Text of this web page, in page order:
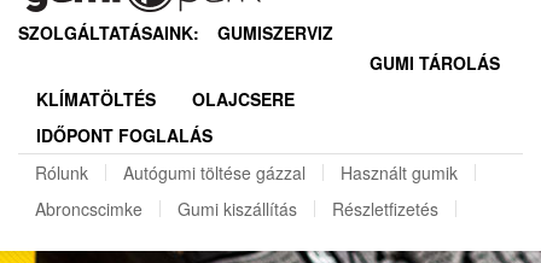
NYÁRI GUMI KERESŐ
REGISZTRÁCIÓ
SZOLGÁLTATÁSAINK:
GUMISZERVIZ
GUMI TÁROLÁS
KLÍMATÖLTÉS
OLAJCSERE
IDŐPONT FOGLALÁS
Rólunk
Autógumi töltése gázzal
Használt gumik
Abroncscimke
Gumi kiszállítás Részletfizetés